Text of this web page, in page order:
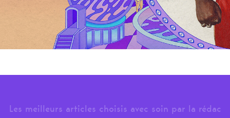
Les meilleurs articles choisis avec soin par la rédac